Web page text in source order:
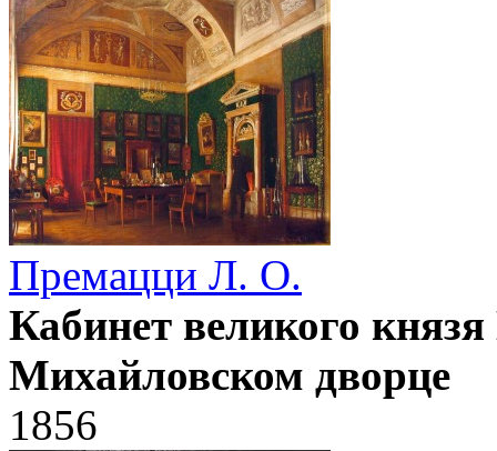
Премацци Л. О.
Кабинет великого
Михайловском дворце
1856